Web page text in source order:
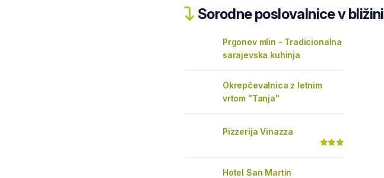
Sorodne poslovalnice v bližini
Prgonov mlin - Tradicionalna
sarajevska kuhinja
Okrepčevalnica z letnim
vrtom "Tanja"
Pizzerija Vinazza
Hotel San Martin